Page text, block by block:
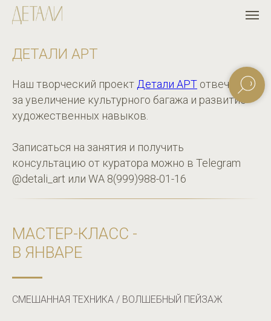
ДЕТАЛИ АРТ
Наш творческий проект Детали АРТ отвечает
за увеличение культурного багажа и развитие
художественных навыков.
Записаться на занятия и получить
консультацию от куратора можно в Telegram
@detali_art или WA 8(999)988-01-16
МАСТЕР-КЛАСС -
В ЯНВАРЕ
СМЕШАННАЯ ТЕХНИКА / ВОЛШЕБНЫЙ ПЕЙЗАЖ